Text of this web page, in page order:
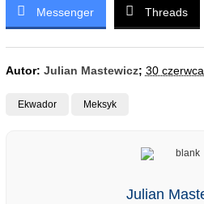
Messenger Threads
Autor: Julian Mastewicz; 30
Ekwador Meksyk
Julian